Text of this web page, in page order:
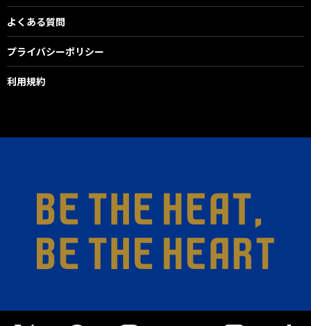
よくある質問
プライバシーポリシー
利用規約